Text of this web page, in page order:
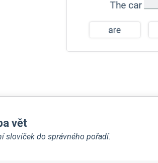
vět
slovíček do správného pořadí.